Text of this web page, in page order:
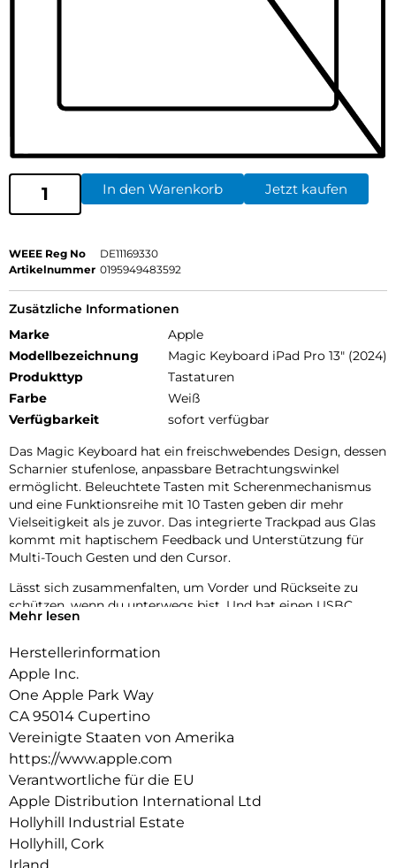
In den Warenkorb Jetzt kaufen
WEEE Reg No
DE11169330
Artikelnummer 0195949483592
Zusätzliche Informationen
Marke
Apple
Modellbezeichnung
Magic Keyboard iPad Pro 13" (2024)
Produkttyp
Tastaturen
Farbe
Weiß
Verfügbarkeit
sofort verfügbar
Das Magic Keyboard hat ein freischwebendes Design, dessen
Scharnier stufenlose, anpassbare Betrachtungswinkel
ermöglicht. Beleuchtete Tasten mit Scherenmechanismus
und eine Funktionsreihe mit 10 Tasten geben dir mehr
Vielseitigkeit als je zuvor. Das integrierte Trackpad aus Glas
kommt mit haptischem Feedback und Unterstützung für
Multi-Touch Gesten und den Cursor.
Lässt sich zusammenfalten, um Vorder und Rückseite zu
schützen, wenn du unterwegs bist. Und hat einen USBC
Anschluss zum PassThrough Laden. Erhältlich in Schwarz
Mehr lesen
Herstellerinformation
Apple Inc.
One Apple Park Way
CA 95014 Cupertino
Vereinigte Staaten von Amerika
https://www.apple.com
Verantwortliche für die EU
Apple Distribution International Ltd
Hollyhill Industrial Estate
Hollyhill, Cork